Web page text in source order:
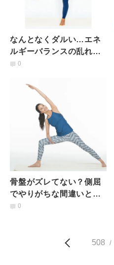
なんとなくダルい…エネ
ルギーバランスの乱れか
ら来る「だるさ」解決法
0
骨盤がズレてない？側屈
でやりがちな間違いとす
ぐできる改善法
0
508 /